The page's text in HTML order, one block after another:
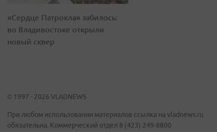
«Сердце Патрокла» забилось:
во Владивостоке открыли
новый сквер
© 1997 - 2026 VLADNEWS
При любом использовании материалов ссылка на vladnews.ru
обязательна. Коммерческий отдел 8 (423) 249-8800